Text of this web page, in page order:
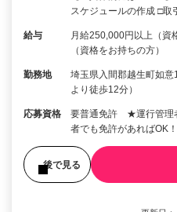
スケジュールの作成 □
給与
月給250,000円以上（
（資格をお持ちの方）
勤務地
埼玉県入間郡越生町如意
より徒歩12分）
応募資格
要普通免許 ★運行管理
者でも免許があればOK！
後で見る